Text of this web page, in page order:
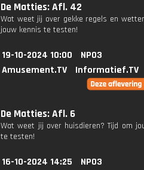
De Matties: Afl. 42
Wat weet jij over gekke regels en
jouw kennis te testen!
19-10-2024 10:00
NPO3
Amusement.TV
Informatief.TV
De Matties: Afl. 6
Wat weet jij over huisdieren? Tijd om
te testen!
16-10-2024 14:25
NPO3